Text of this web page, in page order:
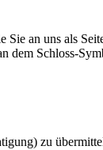
an uns als
dem Schloss-
zu